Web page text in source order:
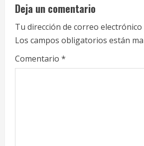
e
R
e
a
Deja un comentario
Tu dirección de correo
Los campos obligatorios están
Comentario *